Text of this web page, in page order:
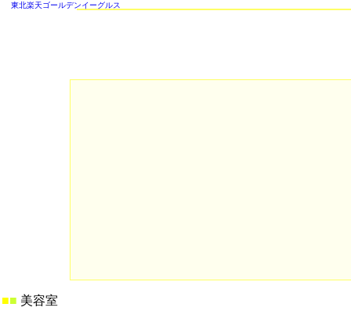
■ 美容室
東北楽天ゴールデンイーグルス